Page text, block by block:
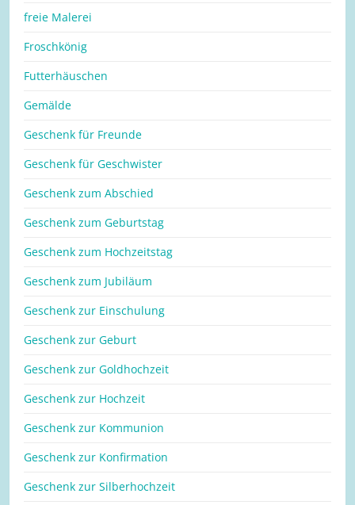
freie Malerei
Froschkönig
Futterhäuschen
Gemälde
Geschenk für Freunde
Geschenk für Geschwister
Geschenk zum Abschied
Geschenk zum Geburtstag
Geschenk zum Hochzeitstag
Geschenk zum Jubiläum
Geschenk zur Einschulung
Geschenk zur Geburt
Geschenk zur Goldhochzeit
Geschenk zur Hochzeit
Geschenk zur Kommunion
Geschenk zur Konfirmation
Geschenk zur Silberhochzeit